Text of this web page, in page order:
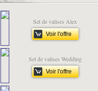
Set de valises Alex
Voir l'offre
Set de valises Wedding
Voir l'offre